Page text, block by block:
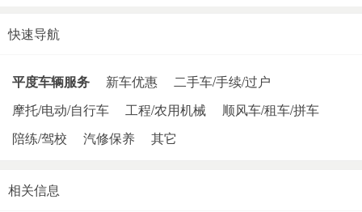
快速导航
平度车辆服务 新车优惠
二手车/手续/过户
摩托/电动/自行车
工程/农用机械
顺风车/租车/拼车
陪练/驾校
汽修保养 其它
相关信息